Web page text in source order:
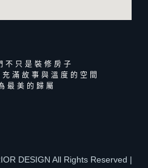
不只是裝修房子
滿故事與溫度的空間
最美的歸屬
DESIGN All Rights Reserved |